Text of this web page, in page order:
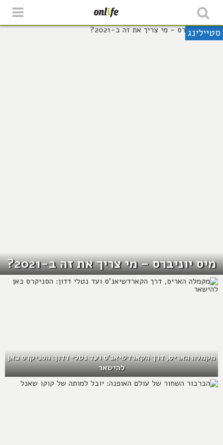
סטיילינג
מיס יוניברס – מי צריך את זה ב-2021?
מקמלה האריס, דרך הקארדשיאנ'ס ועד נטלי דדון: הסניקרס כאן
להישאר